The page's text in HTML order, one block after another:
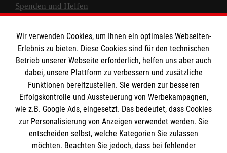
Spenden und Helfen
Empfänger: Malteser Hilfsdienst e.V.
IBAN: DE10 3706 0120 1201 2000 12
BIC: GENODED 1PA7
Wir verwenden Cookies, um Ihnen ein optimales Webseiten-
Erlebnis zu bieten. Diese Cookies sind für den technischen
Betrieb unserer Webseite erforderlich, helfen uns aber auch
dabei, unsere Plattform zu verbessern und zusätzliche
Funktionen bereitzustellen. Sie werden zur besseren
Erfolgskontrolle und Aussteuerung von Werbekampagnen,
wie z.B. Google Ads, eingesetzt. Das bedeutet, dass Cookies
zur Personalisierung von Anzeigen verwendet werden. Sie
entscheiden selbst, welche Kategorien Sie zulassen
möchten. Beachten Sie jedoch, dass bei fehlender